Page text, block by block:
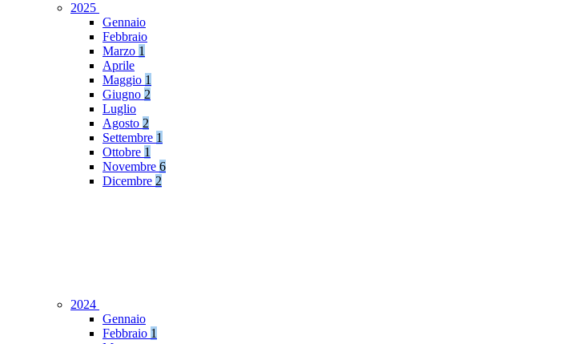
2025
Gennaio
Febbraio
Marzo 1
Aprile
Maggio 1
Giugno 2
Luglio
Agosto 2
Settembre 1
Ottobre 1
Novembre 6
Dicembre 2
2024
Gennaio
Febbraio 1